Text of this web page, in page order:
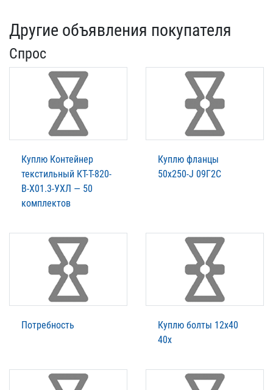
Другие объявления покупателя
Спрос
Куплю Контейнер
текстильный КТ-Т-820-
В-Х01.3-УХЛ — 50
комплектов
Куплю фланцы
50х250-J 09Г2С
Потребность
Куплю болты 12х40
40х